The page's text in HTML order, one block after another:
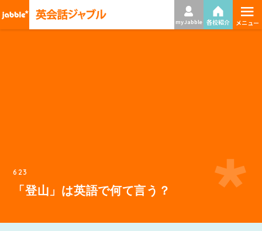
my Jabble 各校紹介 ≡
メニュー
623
「登山」は英語で何て言う？